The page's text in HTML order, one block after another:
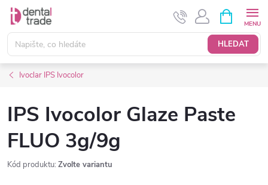
Přejít
obsah
HLEDAT
NÁKUPNÍ
KOŠÍK
Ivoclar IPS Ivocolor
IPS Ivocolor Glaze Paste
FLUO 3g/9g
Kód produktu: Zvolte variantu